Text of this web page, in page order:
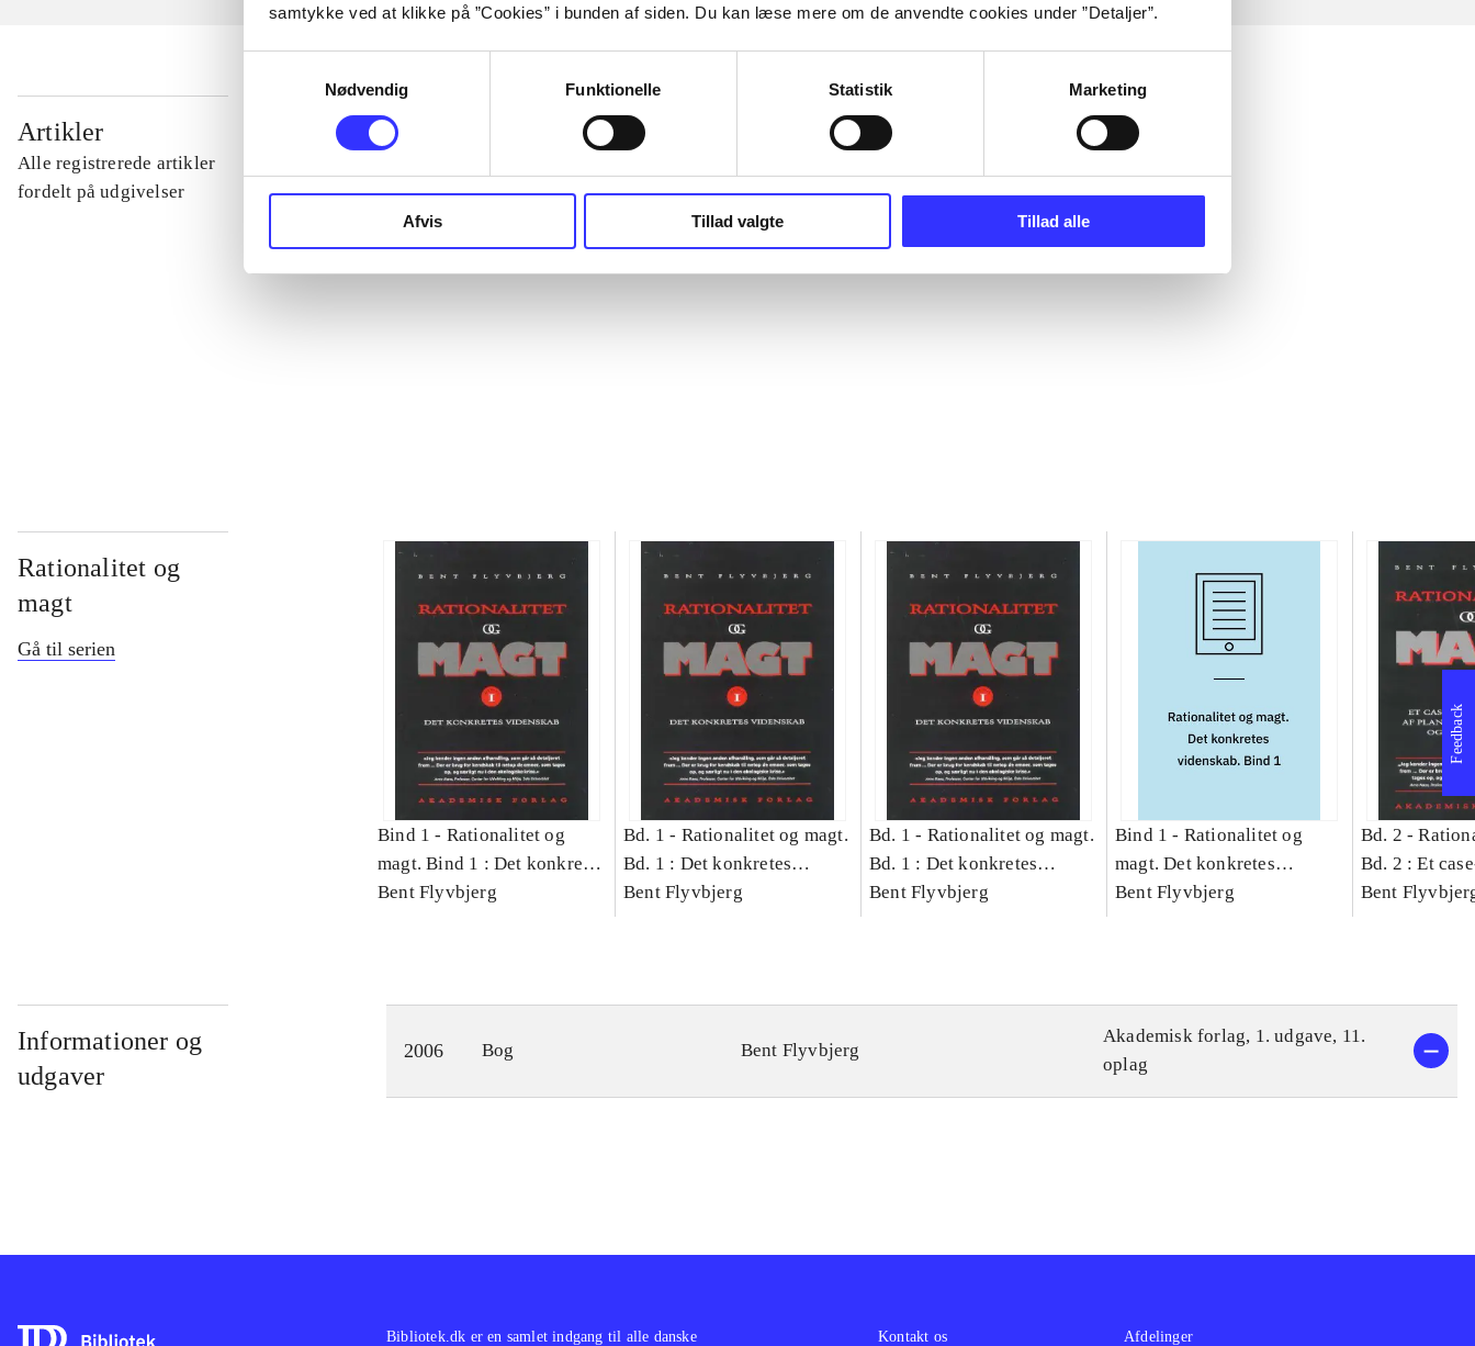
samtykke ved at klikke på ”Cookies” i bunden af siden. Du kan læse mere om de anvendte cookies under ”Detaljer”.
Nødvendig
Funktionelle Statistik Marketing
Afvis Tillad valgte Tillad alle
Artikler
Alle registrerede artikler
fordelt på udgivelser
...
Rationalitet og
magt
Gå til serien
Bind 1 - Rationalitet og
magt. Bind 1 : Det konkretes
videnskab
Bent Flyvbjerg
Bd. 1 - Rationalitet og magt.
Bd. 1 : Det konkretes
videnskab
Bent Flyvbjerg
Bd. 1 - Rationalitet og magt.
Bd. 1 : Det konkretes
videnskab
Bent Flyvbjerg
Bind 1 - Rationalitet og
magt. Det konkretes
videnskab. Bind 1
Bent Flyvbjerg
Bd. 2 -
Bd. 2 : Et
studie af
Bent
Informationer og
udgaver
2006 Bog Bent Flyvbjerg
Akademisk forlag, 1. udgave, 11.
oplag
Feedback
Bibliotek.dk er en samlet indgang til alle danske Kontakt os Afdelinger